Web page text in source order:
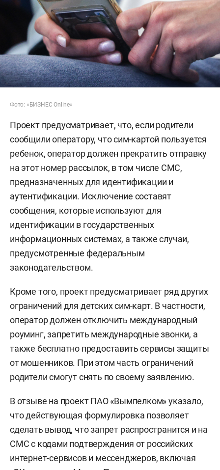
Фото: «БИЗНЕС Online»
Проект предусматривает, что, если родители
сообщили оператору, что сим-картой пользуется
ребенок, оператор должен прекратить отправку
на этот номер рассылок, в том числе СМС,
предназначенных для идентификации и
аутентификации. Исключение составят
сообщения, которые используют для
идентификации в государственных
информационных системах, а также случаи,
предусмотренные федеральным
законодательством.
Кроме того, проект предусматривает ряд других
ограничений для детских сим-карт. В частности,
оператор должен отключить международный
роуминг, запретить международные звонки, а
также бесплатно предоставить сервисы защиты
от мошенников. При этом часть ограничений
родители смогут снять по своему заявлению.
В отзыве на проект ПАО «Вымпелком» указало,
что действующая формулировка позволяет
сделать вывод, что запрет распространится и на
СМС с кодами подтверждения от российских
интернет-сервисов и мессенджеров, включая